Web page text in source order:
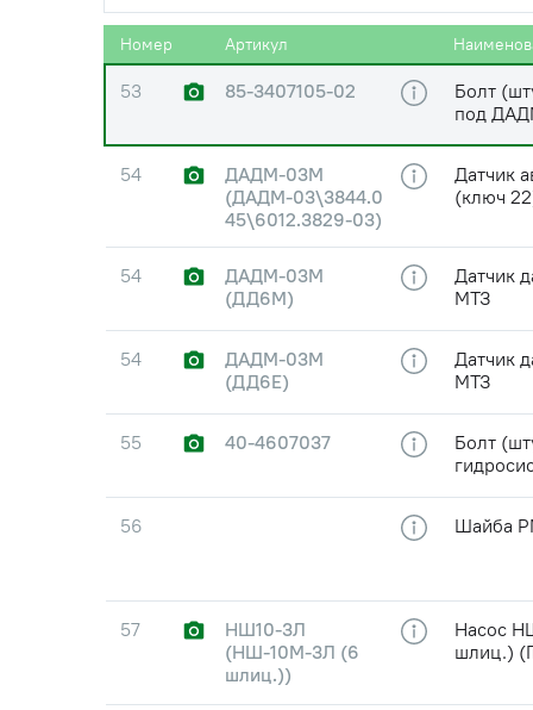
Номер Артикул
53 85-3407105-02
Болт
под
54
ДАДМ-03М
(ДАДМ-03\3844.0
45\6012.3829-03)
Датчик
(ключ
54
ДАДМ-03М
(ДД6М)
Датчик
МТЗ
54
ДАДМ-03М
(ДД6Е)
Датчик
МТЗ
55 40-4607037
Болт
56 Шайба
57
НШ10-3Л
(НШ-10М-3Л (6
шлиц.))
Насос
шлиц.)